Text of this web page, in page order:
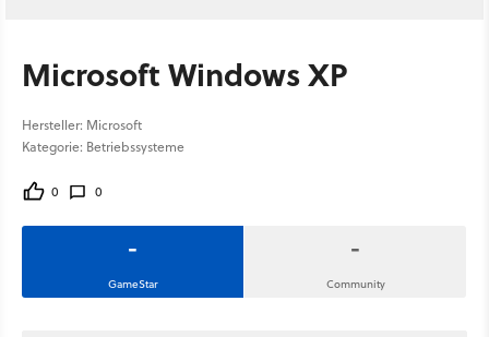
Microsoft Windows XP
Hersteller: Microsoft
Kategorie: Betriebssysteme
0 0
-
GameStar
-
Community